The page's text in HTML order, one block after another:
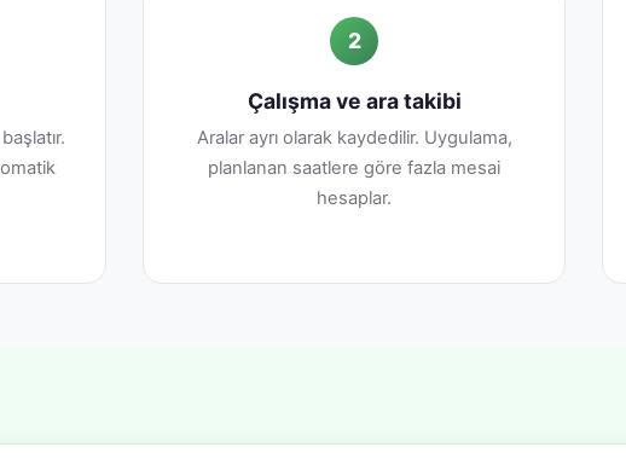
2
Çalışma ve ara takibi
Aralar ayrı olarak kaydedilir. Uygulama,
planlanan saatlere göre fazla mesai
hesaplar.